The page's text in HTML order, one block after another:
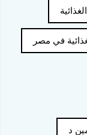
في مصر
د